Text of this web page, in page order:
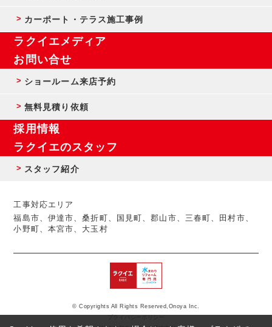
© Copyrights All Rights Reserved,Onoya Inc.
カーポート・テラス施工事例
ラクイエメディア
お問い合せ
ショールーム来店予約
無料見積り依頼
採用情報
ラクイエのスタッフ
スタッフ紹介
工事対応エリア
福島市、伊達市、桑折町、国見町、郡山市、三春町、田村市、
小野町、本宮市、大玉村